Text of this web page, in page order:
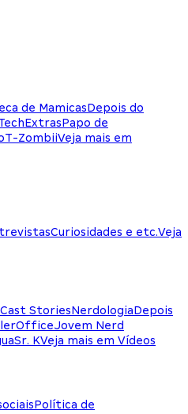
de MamicasDepois do
ExtrasPapo de
T-ZombiiVeja mais em
Curiosidades e etc.Veja
StoriesNerdologiaDepois
Jovem Nerd
Sr. KVeja mais em Vídeos
Política de